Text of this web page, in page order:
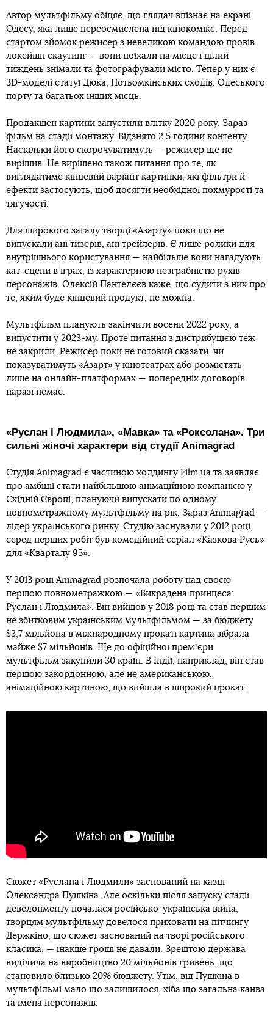
Автор мультфільму обіцяє, що глядач впізнає на екрані
Одесу, яка лише переосмислена під кінокомікс. Перед
стартом зйомок режисер з невеликою командою провів
локейшн скаутинг — вони поїхали на місце і цілий
тиждень знімали та фотографували місто. Тепер у них є
3D-моделі статуї Дюка, Потьомкінських сходів, Одеського
порту та багатьох інших місць.
Продакшен картини запустили влітку 2020 року. Зараз
фільм на стадії монтажу. Відзнято 2,5 години контенту.
Наскільки його скорочуватимуть — режисер ще не
вирішив. Не вирішено також питання про те, як
виглядатиме кінцевий варіант картинки, які фільтри й
ефекти застосують, щоб досягти необхідної похмурості та
тягучості.
Для широкого загалу творці «Азарту» поки що не
випускали ані тизерів, ані трейлерів. Є лише ролики для
внутрішнього користування — найбільше вони нагадують
кат-сцени в іграх, із характерною незграбністю рухів
персонажів. Олексій Пантелєєв каже, що судити з них про
те, яким буде кінцевий продукт, не можна.
Мультфільм планують закінчити восени 2022 року, а
випустити у 2023-му. Проте питання з дистрибуцією теж
не закрили. Режисер поки не готовий сказати, чи
показуватимуть «Азарт» у кінотеатрах або розмістять
лише на онлайн-платформах — попередніх договорів
наразі немає.
«Руслан і Людмила», «Мавка» та «Роксолана». Три
сильні жіночі характери від студії Animagrad
Студія Animagrad є частиною холдингу Film.ua та заявляє
про амбіції стати найбільшою анімаційною компанією у
Східній Європі, плануючи випускати по одному
повнометражному мультфільму на рік. Зараз Animagrad —
лідер українського ринку. Студію заснували у 2012 році,
серед перших робіт був комедійний серіал «Казкова Русь»
для «Кварталу 95».
У 2013 році Animagrad розпочала роботу над своєю
першою повнометражкою — «Викрадена принцеса:
Руслан і Людмила». Він вийшов у 2018 році та став першим
не збитковим українським мультфільмом — за бюджету
$3,7 мільйона в міжнародному прокаті картина зібрала
майже $7 мільйонів. Ще до офіційної премʼєри
мультфільм закупили 30 країн. В Індії, наприклад, він став
першою закордонною, але не американською,
анімаційною картиною, що вийшла в широкий прокат.
Сюжет «Руслана і Людмили» заснований на казці
Олександра Пушкіна. Але оскільки після запуску стадії
девелопменту почалася російсько-українська війна,
творцям мультфільму довелося приховати на пітчингу
Держкіно, що сюжет заснований на творі російського
класика, — інакше гроші не давали. Зрештою держава
виділила на виробництво 20 мільйонів гривень, що
становило близько 20% бюджету. Утім, від Пушкіна в
мультфільмі мало що залишилося, хіба що загальна канва
та імена персонажів.